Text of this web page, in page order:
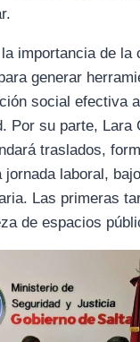
importancia de la
generar
social efectiva
Por su parte, Lara
traslados,
jornada laboral,
Las primeras
de espacios